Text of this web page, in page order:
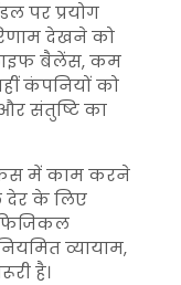
पर प्रयोग
देखने को
बैलेंस, कम
कंपनियों को
संतुष्टि का
में काम करने
देर के लिए
व्यायाम,
है।